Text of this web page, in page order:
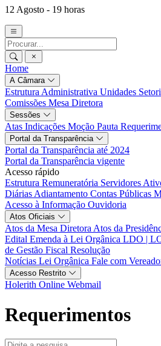
12 Agosto - 19 horas
Home
A Câmara
Estrutura Administrativa Unidades
Comissões Mesa Diretora
Sessões
Atas Indicações Moção Pauta
Portal da Transparência
Portal da Transparência até 2024
Portal da Transparência vigente
Acesso rápido
Estrutura Remuneratória Servidores
Diárias Adiantamento Contas Públicas
Acesso à Informação Ouvidoria
Atos Oficiais
Atos da Mesa Diretora Atos da
Edital Emenda à Lei Orgânica LDO |
de Gestão Fiscal Resolução
Notícias Lei Orgânica Fale com
Acesso Restrito
Holerith Online Webmail
Requerimentos